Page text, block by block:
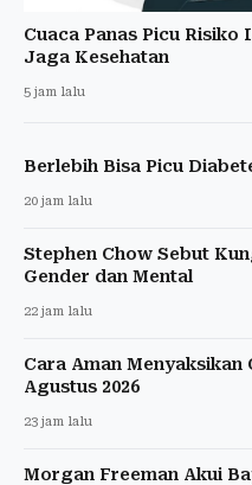
Cuaca Panas Picu
Jaga Kesehatan
5 jam lalu
Berlebih Bisa Picu
20 jam lalu
Stephen Chow Sebut
Gender dan Mental
22 jam lalu
Cara Aman Menyaksikan
Agustus 2026
23 jam lalu
Morgan Freeman Akui